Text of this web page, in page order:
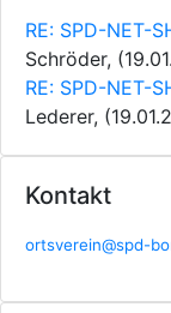
Kontakt
ortsverein@spd-
RE: SPD-NET-
Schröder,
RE: SPD-NET-
Lederer,